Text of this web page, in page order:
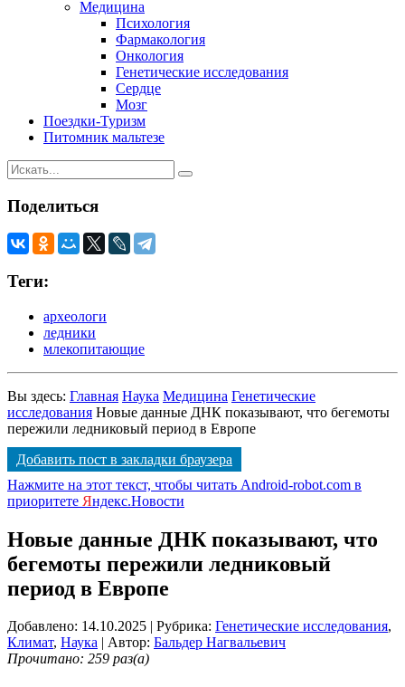
Медицина
Психология
Фармакология
Онкология
Генетические исследования
Сердце
Мозг
Поездки-Туризм
Питомник мальтезе
Поделиться
Теги:
археологи
ледники
млекопитающие
Вы здесь: Главная Наука Медицина Генетические
исследования Новые данные ДНК показывают, что бегемоты
пережили ледниковый период в Европе
Добавить пост в закладки браузера
Нажмите на этот текст, чтобы читать Android-robot.com в
приоритете Яндекс.Новости
Новые данные ДНК показывают, что
бегемоты пережили ледниковый
период в Европе
Добавлено: 14.10.2025 | Рубрика: Генетические исследования,
Климат, Наука | Автор: Бальдер Нагвальевич
Прочитано: 259 раз(а)